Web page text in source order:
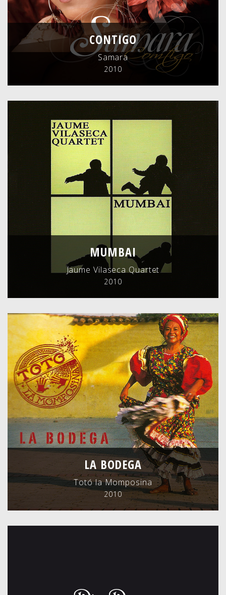
CONTIGO
Samara
2010
MUMBAI
Jaume Vilaseca Quartet
2010
LA BODEGA
Totó la Momposina
2010